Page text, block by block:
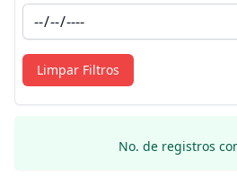
Limpar Filtros
No. de registros